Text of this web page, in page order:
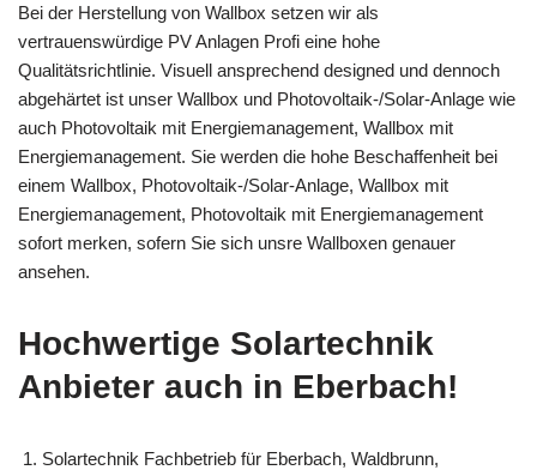
Bei der Herstellung von Wallbox setzen wir als
vertrauenswürdige PV Anlagen Profi eine hohe
Qualitätsrichtlinie. Visuell ansprechend designed und dennoch
abgehärtet ist unser Wallbox und Photovoltaik-/Solar-Anlage wie
auch Photovoltaik mit Energiemanagement, Wallbox mit
Energiemanagement. Sie werden die hohe Beschaffenheit bei
einem Wallbox, Photovoltaik-/Solar-Anlage, Wallbox mit
Energiemanagement, Photovoltaik mit Energiemanagement
sofort merken, sofern Sie sich unsre Wallboxen genauer
ansehen.
Hochwertige Solartechnik
Anbieter auch in Eberbach!
Solartechnik Fachbetrieb für Eberbach, Waldbrunn,